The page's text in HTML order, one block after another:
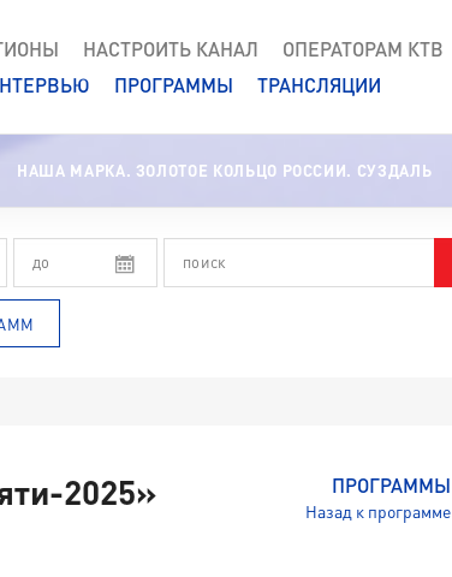
НАСТРОИТЬ КАНАЛ ОПЕРАТОРАМ КТВ
ПРОГРАММЫ ТРАНСЛЯЦИИ
НАША МАРКА. ЗОЛОТОЕ КОЛЬЦО РОССИИ. СУЗДАЛЬ
ПРОГРАММЫ
Назад к программе
2025»